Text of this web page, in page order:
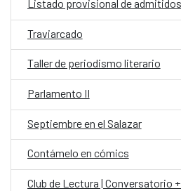
Traviarcado
Taller de periodismo literario
Parlamento II
Septiembre en el Salazar
Contámelo en cómics